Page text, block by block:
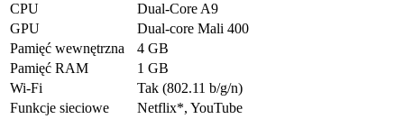
CPU
Dual-Core A9
GPU
Dual-core Mali 400
Pamięć wewnętrzna
4 GB
Pamięć RAM
1 GB
Wi-Fi
Tak (802.11 b/g/n)
Funkcje sieciowe
Netflix*, YouTube